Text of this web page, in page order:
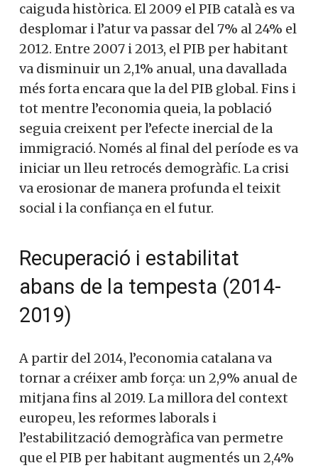
caiguda històrica. El 2009 el PIB català es va
desplomar i l’atur va passar del 7% al 24% el
2012. Entre 2007 i 2013, el PIB per habitant
va disminuir un 2,1% anual, una davallada
més forta encara que la del PIB global. Fins i
tot mentre l’economia queia, la població
seguia creixent per l’efecte inercial de la
immigració. Només al final del període es va
iniciar un lleu retrocés demogràfic. La crisi
va erosionar de manera profunda el teixit
social i la confiança en el futur.
Recuperació i estabilitat
abans de la tempesta (2014-
2019)
A partir del 2014, l’economia catalana va
tornar a créixer amb força: un 2,9% anual de
mitjana fins al 2019. La millora del context
europeu, les reformes laborals i
l’estabilització demogràfica van permetre
que el PIB per habitant augmentés un 2,4%